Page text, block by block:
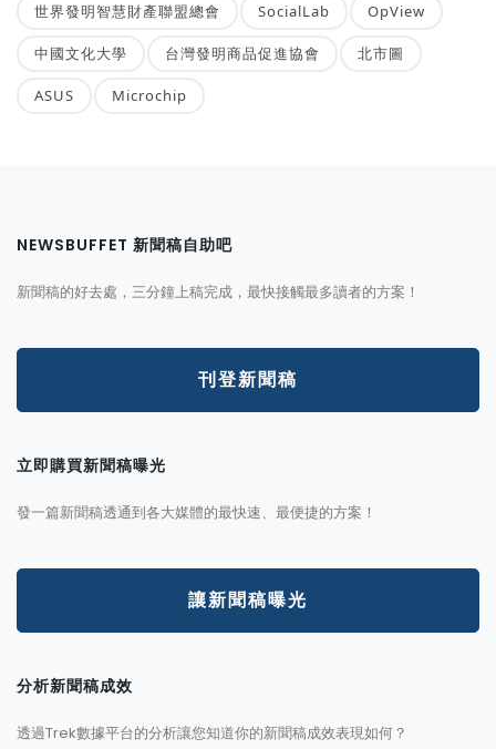
世界發明智慧財產聯盟總會 SocialLab OpView
中國文化大學 台灣發明商品促進協會 北市圖
ASUS Microchip
NEWSBUFFET 新聞稿自助吧
新聞稿的好去處，三分鐘上稿完成，最快接觸最多讀者的方案！
刊登新聞稿
立即購買新聞稿曝光
發一篇新聞稿透通到各大媒體的最快速、最便捷的方案！
讓新聞稿曝光
分析新聞稿成效
透過Trek數據平台的分析讓您知道你的新聞稿成效表現如何？